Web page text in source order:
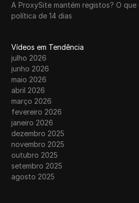
A ProxySite mantém registos? O que
política de 14 dias
Vídeos em Tendência
julho 2026
junho 2026
maio 2026
abril 2026
março 2026
fevereiro 2026
janeiro 2026
dezembro 2025
novembro 2025
outubro 2025
setembro 2025
agosto 2025